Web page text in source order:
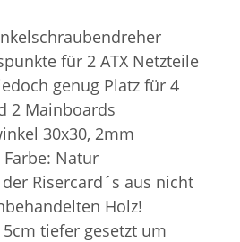
für 2 ATX Netzteile
genug Platz für 4
2 Mainboards
30x30, 2mm
Natur
Risercard´s aus nicht
Holz!
tiefer gesetzt um